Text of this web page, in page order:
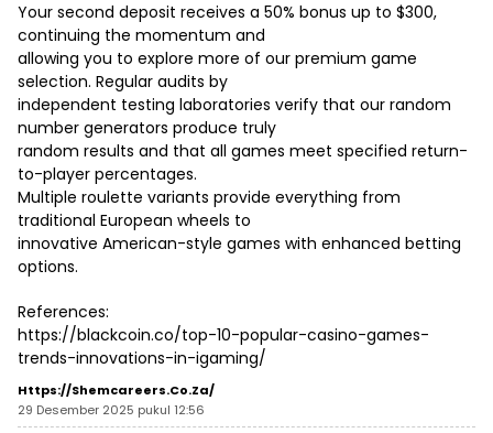
Your second deposit receives a 50% bonus up to $300,
continuing the momentum and
allowing you to explore more of our premium game
selection. Regular audits by
independent testing laboratories verify that our random
number generators produce truly
random results and that all games meet specified return-
to-player percentages.
Multiple roulette variants provide everything from
traditional European wheels to
innovative American-style games with enhanced betting
options.
References:
https://blackcoin.co/top-10-popular-casino-games-
trends-innovations-in-igaming/
Https://shemcareers.co.za/
29 Desember 2025 pukul 12:56